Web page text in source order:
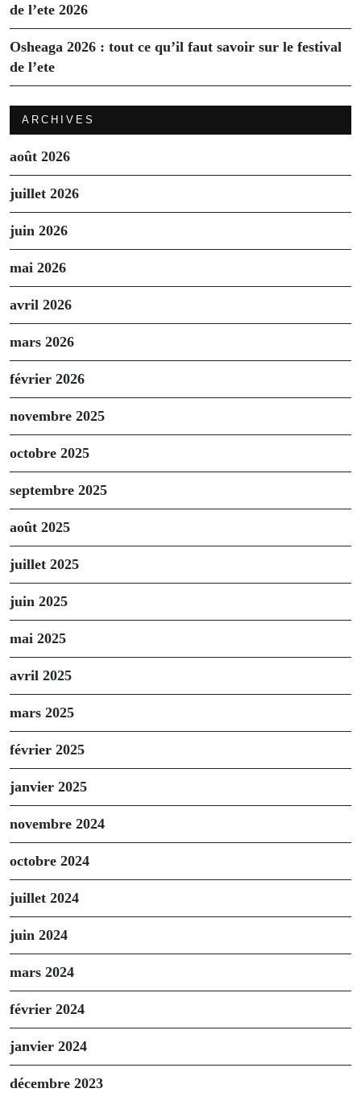
de l’ete 2026
Osheaga 2026 : tout ce qu’il faut savoir sur le festival
de l’ete
ARCHIVES
août 2026
juillet 2026
juin 2026
mai 2026
avril 2026
mars 2026
février 2026
novembre 2025
octobre 2025
septembre 2025
août 2025
juillet 2025
juin 2025
mai 2025
avril 2025
mars 2025
février 2025
janvier 2025
novembre 2024
octobre 2024
juillet 2024
juin 2024
mars 2024
février 2024
janvier 2024
décembre 2023